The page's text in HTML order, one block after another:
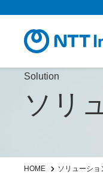
Solution
ソリ
HOME ソリューショ